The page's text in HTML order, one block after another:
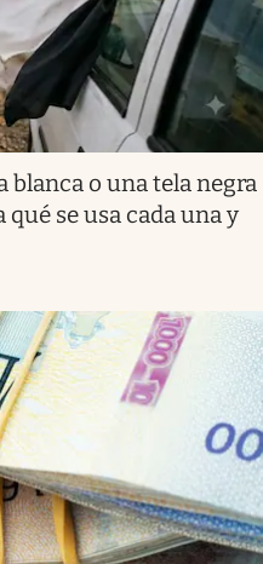
blanca o una tela negra
se usa cada una y